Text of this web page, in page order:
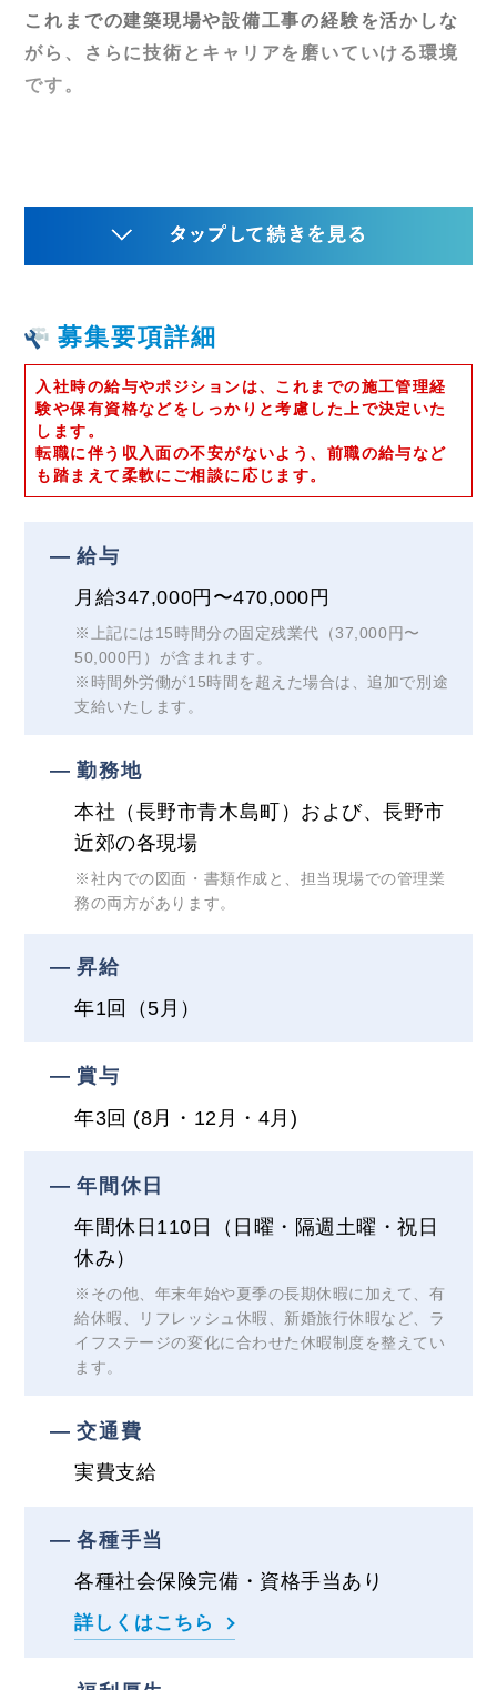
これまでの建築現場や設備工事の経験を活かしな
がら、さらに技術とキャリアを磨いていける環境
です。
募集要項詳細
入社時の給与やポジションは、これまでの施工管理経
験や保有資格などをしっかりと考慮した上で決定いた
します。
転職に伴う収入面の不安がないよう、前職の給与など
も踏まえて柔軟にご相談に応じます。
給与
月給347,000円〜470,000円
※上記には15時間分の固定残業代（37,000円〜
50,000円）が含まれます。
※時間外労働が15時間を超えた場合は、追加で別途
支給いたします。
勤務地
本社（長野市青木島町）および、長野市
近郊の各現場
※社内での図面・書類作成と、担当現場での管理業
務の両方があります。
昇給
年1回（5月）
賞与
年3回 (8月・12月・4月)
年間休日
年間休日110日（日曜・隔週土曜・祝日
休み）
※その他、年末年始や夏季の長期休暇に加えて、有
給休暇、リフレッシュ休暇、新婚旅行休暇など、ラ
イフステージの変化に合わせた休暇制度を整えてい
ます。
交通費
実費支給
各種手当
各種社会保険完備・資格手当あり
詳しくはこちら